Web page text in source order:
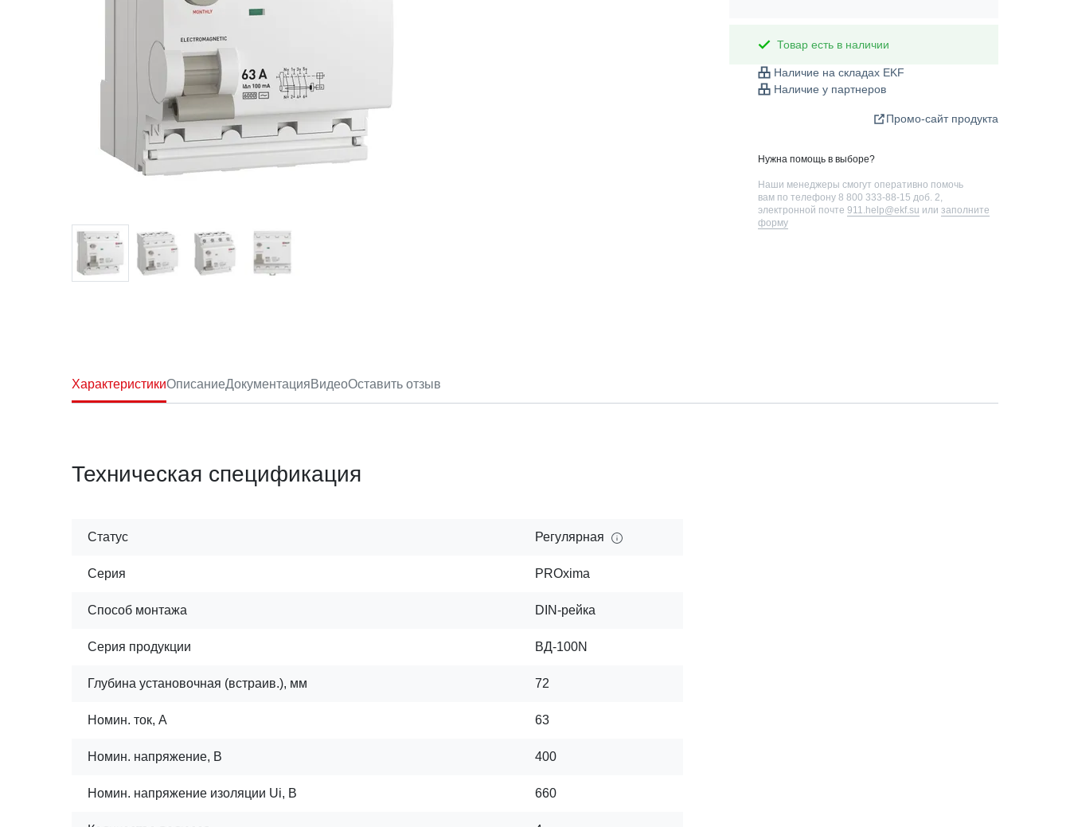
Товар есть в наличии
Наличие на складах EKF
Наличие у партнеров
Промо-сайт продукта
Нужна помощь в выборе?
Наши менеджеры смогут оперативно помочь
вам по телефону 8 800 333-88-15 доб. 2
электронной почте 911.help@ekf.su или заполните
форму
ХарактеристикиОписаниеДокументацияВидеоОставить отзыв
Техническая спецификация
Статус Регулярная
Серия PROxima
Способ монтажа DIN-рейка
Серия продукции ВД-100N
Глубина установочная (встраив.), мм 72
Номин. ток, А 63
Номин. напряжение, В 400
Номин. напряжение изоляции Ui, В 660